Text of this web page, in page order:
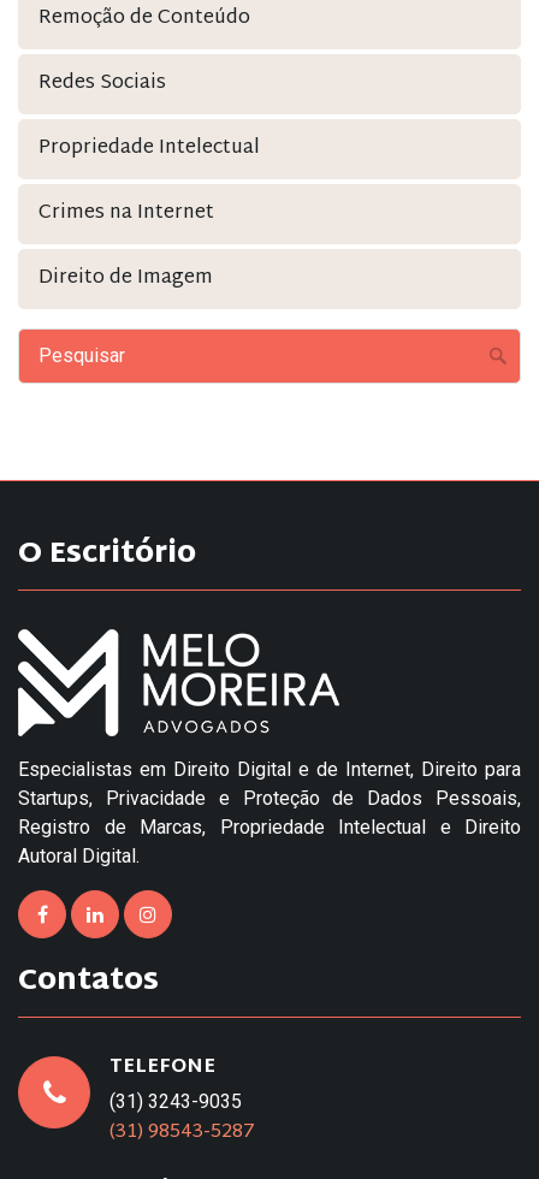
Remoção de Conteúdo
Redes Sociais
Propriedade Intelectual
Crimes na Internet
Direito de Imagem
O Escritório
Especialistas em Direito Digital e de Internet, Direito para
Startups, Privacidade e Proteção de Dados Pessoais,
Registro de Marcas, Propriedade Intelectual e Direito
Autoral Digital.
Contatos
TELEFONE
(31) 3243-9035
(31) 98543-5287